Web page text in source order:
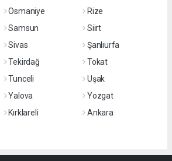
Osmaniye
Rize
Samsun
Siirt
Sivas
Şanlıurfa
Tekirdağ
Tokat
Tunceli
Uşak
Yalova
Yozgat
Kırklareli Ankara